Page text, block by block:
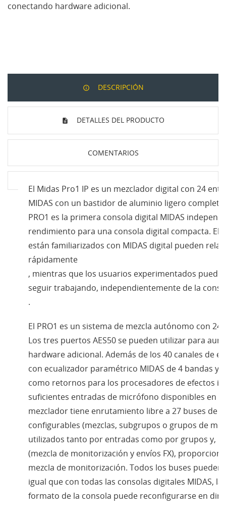
conectando hardware adicional.
DESCRIPCIÓN
DETALLES DEL PRODUCTO
COMENTARIOS
El Midas Pro1 IP es un mezclador digital con 24
MIDAS con un bastidor de aluminio ligero
PRO1 es la primera consola digital MIDAS
rendimiento para una consola digital compacta. El
están familiarizados con MIDAS digital pueden
rápidamente
, mientras que los usuarios experimentados
seguir trabajando, independientemente de la
.
El PRO1 es un sistema de mezcla autónomo con
Los tres puertos AES50 se pueden utilizar para
hardware adicional. Además de los 40 canales de
con ecualizador paramétrico MIDAS de 4 bandas
como retornos para los procesadores de efectos
suficientes entradas de micrófono disponibles en
mezclador tiene enrutamiento libre a 27 buses de
configurables (mezclas, subgrupos o grupos de
utilizados tanto por entradas como por grupos y,
(mezcla de monitorización y envíos FX),
mezcla de monitorización. Todos los buses
igual que con todas las consolas digitales MIDAS,
formato de la consola puede reconfigurarse en